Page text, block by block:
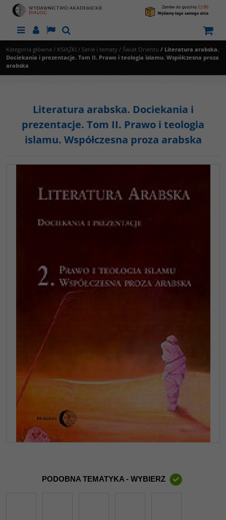
MenuPanelLangSzukaj
Kategoria główna / KSIĄŻKI / Serie i tematy / Świat Orientu / Literatura arabska.
Dociekania i prezentacje. Tom II. Prawo i teologia islamu. Współczesna proza
arabska
Literatura arabska. Dociekania i
prezentacje. Tom II. Prawo i teologia
islamu. Współczesna proza arabska
PODOBNA TEMATYKA - WYBIERZ